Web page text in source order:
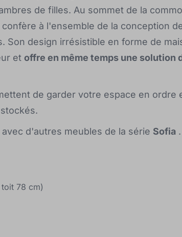
de filles. Au sommet de la
à l'ensemble de la conception
Son design irrésistible en forme de
et offre en même temps une solution
de garder votre espace en ordre
d'autres meubles de la série Sofia .
78 cm)